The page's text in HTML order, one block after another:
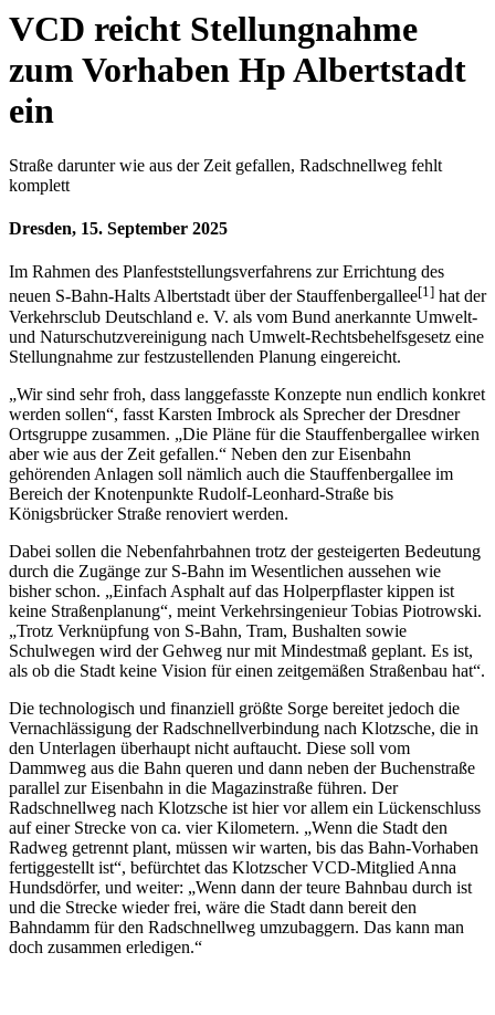
VCD reicht Stellungnahme
zum Vorhaben Hp Albertstadt
ein
Straße darunter wie aus der Zeit gefallen, Radschnellweg fehlt
komplett
Dresden, 15. September 2025
Im Rahmen des Planfeststellungsverfahrens zur Errichtung des
neuen S-Bahn-Halts Albertstadt über der Stauffenbergallee[1] hat der
Verkehrsclub Deutschland e. V. als vom Bund anerkannte Umwelt-
und Naturschutzvereinigung nach Umwelt-Rechtsbehelfsgesetz eine
Stellungnahme zur festzustellenden Planung eingereicht.
„Wir sind sehr froh, dass langgefasste Konzepte nun endlich konkret
werden sollen“, fasst Karsten Imbrock als Sprecher der Dresdner
Ortsgruppe zusammen. „Die Pläne für die Stauffenbergallee wirken
aber wie aus der Zeit gefallen.“ Neben den zur Eisenbahn
gehörenden Anlagen soll nämlich auch die Stauffenbergallee im
Bereich der Knotenpunkte Rudolf-Leonhard-Straße bis
Königsbrücker Straße renoviert werden.
Dabei sollen die Nebenfahrbahnen trotz der gesteigerten Bedeutung
durch die Zugänge zur S-Bahn im Wesentlichen aussehen wie
bisher schon. „Einfach Asphalt auf das Holperpflaster kippen ist
keine Straßenplanung“, meint Verkehrsingenieur Tobias Piotrowski.
„Trotz Verknüpfung von S-Bahn, Tram, Bushalten sowie
Schulwegen wird der Gehweg nur mit Mindestmaß geplant. Es ist,
als ob die Stadt keine Vision für einen zeitgemäßen Straßenbau hat“.
Die technologisch und finanziell größte Sorge bereitet jedoch die
Vernachlässigung der Radschnellverbindung nach Klotzsche, die in
den Unterlagen überhaupt nicht auftaucht. Diese soll vom
Dammweg aus die Bahn queren und dann neben der Buchenstraße
parallel zur Eisenbahn in die Magazinstraße führen. Der
Radschnellweg nach Klotzsche ist hier vor allem ein Lückenschluss
auf einer Strecke von ca. vier Kilometern. „Wenn die Stadt den
Radweg getrennt plant, müssen wir warten, bis das Bahn-Vorhaben
fertiggestellt ist“, befürchtet das Klotzscher VCD-Mitglied Anna
Hundsdörfer, und weiter: „Wenn dann der teure Bahnbau durch ist
und die Strecke wieder frei, wäre die Stadt dann bereit den
Bahndamm für den Radschnellweg umzubaggern. Das kann man
doch zusammen erledigen.“